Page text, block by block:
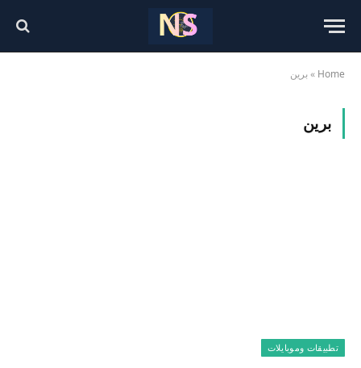
Home
»برين
برين
تطبيقات وموبايلات